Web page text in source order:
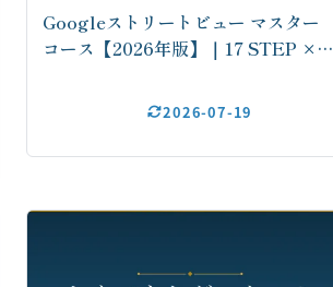
Googleストリートビュー マスター
コース【2026年版】｜17 STEP ×…
2026-07-19